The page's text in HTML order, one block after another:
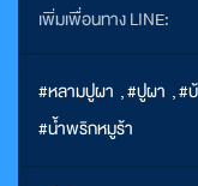
เพิ่มเพื่อนทาง LINE:
#หลามปูผา ,#ปูผา ,#
#น้ำพริกหมูร้า